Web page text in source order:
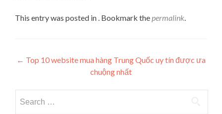
This entry was posted in . Bookmark thepermalink.
Post navigation
← Top 10 website mua hàng Trung Quốc uy tín được ưa
chuộng nhất